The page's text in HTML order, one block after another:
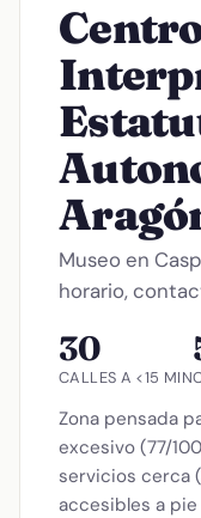
Museo en
horario,
30
CALLES A <15 MIN
Zona pensada
excesivo (77/
servicios cerca
accesibles a pie